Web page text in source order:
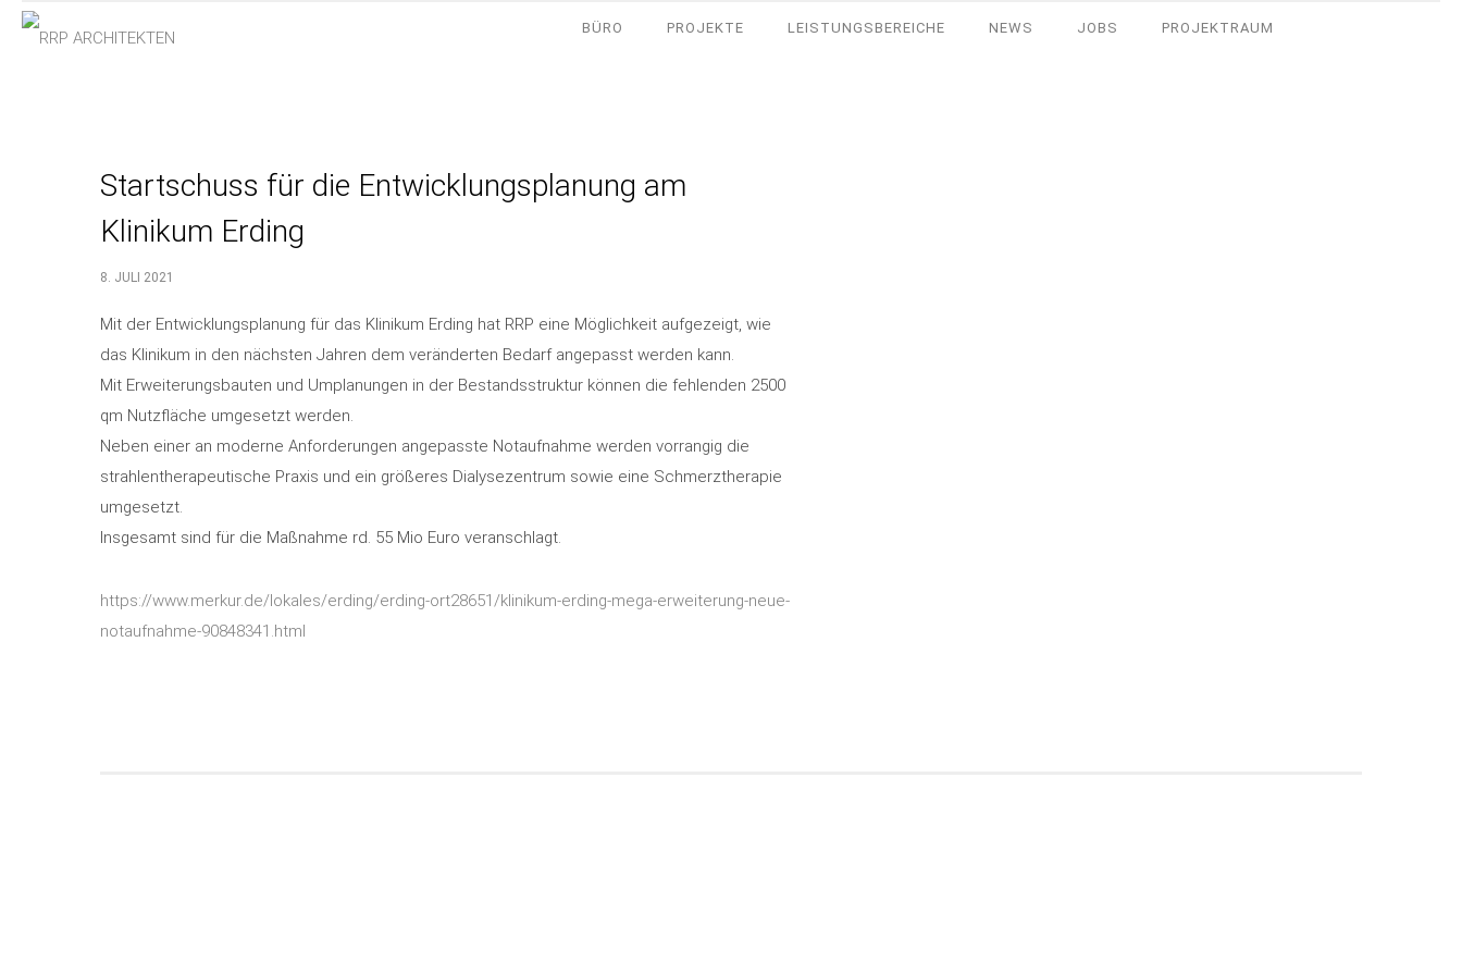
BÜRO PROJEKTE LEISTUNGSBEREICHE NEWS JOBS PROJEKTRAUM
Startschuss für die Entwicklungsplanung am
Klinikum Erding
8. JULI 2021
Mit der Entwicklungsplanung für das Klinikum Erding hat RRP eine Möglichkeit aufgezeigt, wie
das Klinikum in den nächsten Jahren dem veränderten Bedarf angepasst werden kann.
Mit Erweiterungsbauten und Umplanungen in der Bestandsstruktur können die fehlenden 2500
qm Nutzfläche umgesetzt werden.
Neben einer an moderne Anforderungen angepasste Notaufnahme werden vorrangig die
strahlentherapeutische Praxis und ein größeres Dialysezentrum sowie eine Schmerztherapie
umgesetzt.
Insgesamt sind für die Maßnahme rd. 55 Mio Euro veranschlagt.
https://www.merkur.de/lokales/erding/erding-ort28651/klinikum-erding-mega-erweiterung-neue-
notaufnahme-90848341.html